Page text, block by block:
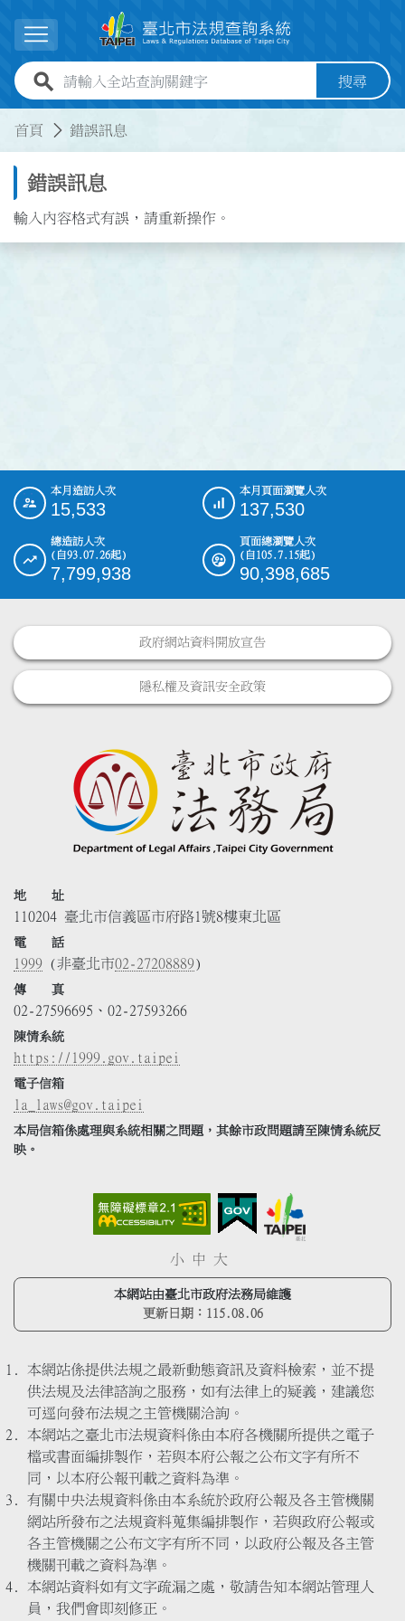
展開選單
全站查詢關鍵字欄位 搜尋
首頁 錯誤訊息
錯誤訊息
輸入內容格式有誤，請重新操作。
::: 本月造訪人次
15,533
本月頁面瀏覽人次
137,530
總造訪人次
(自93.07.26起)
7,799,938
頁面總瀏覽人次
(自105.7.15起)
90,398,685
政府網站資料開放宣告
隱私權及資訊安全政策
地 址
110204 臺北市信義區市府路1號8樓東北區
電 話
1999 (非臺北市02-27208889)
傳 真
02-27596695、02-27593266
陳情系統
https://1999.gov.taipei
電子信箱
la_laws@gov.taipei
本局信箱係處理與系統相關之問題，其餘市政問題請至陳情系統反
映。
小 中 大
本網站由臺北市政府法務局維護
更新日期： 115.08.06
本網站係提供法規之最新動態資訊及資料檢索，並不提
供法規及法律諮詢之服務，如有法律上的疑義，建議您
可逕向發布法規之主管機關洽詢。
本網站之臺北市法規資料係由本府各機關所提供之電子
檔或書面編排製作，若與本府公報之公布文字有所不
同，以本府公報刊載之資料為準。
有關中央法規資料係由本系統於政府公報及各主管機關
網站所發布之法規資料蒐集編排製作，若與政府公報或
各主管機關之公布文字有所不同，以政府公報及各主管
機關刊載之資料為準。
本網站資料如有文字疏漏之處，敬請告知本網站管理人
員，我們會即刻修正。